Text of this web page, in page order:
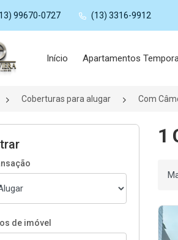
99670-0727 (13) 3316-9912
inicial
Início Apartamentos
Coberturas para alugar Com
de imóvel
1